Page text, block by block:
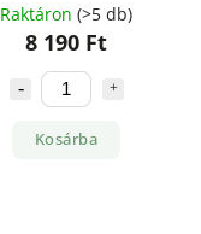
Raktáron (>5 db)
8 190 Ft
Kosárba